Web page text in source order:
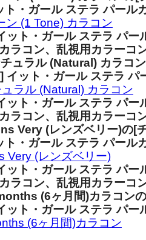
ト・ガール ステラ パール
ン (1 Tone) カラコン
ット・ガール ステラ パー
ラコン、乱視用カラーコ
ュラル (Natural) カラコン
イット・ガール ステラ パ
ラル (Natural) カラコン
ット・ガール ステラ パー
ラコン、乱視用カラーコ
Very (レンズベリー)の[
ト・ガール ステラ パール
Very (レンズベリー)
ット・ガール ステラ パー
ラコン、乱視用カラーコ
(6ヶ月間)カラコンの
ット・ガール ステラ パー
(6ヶ月間)カラコン